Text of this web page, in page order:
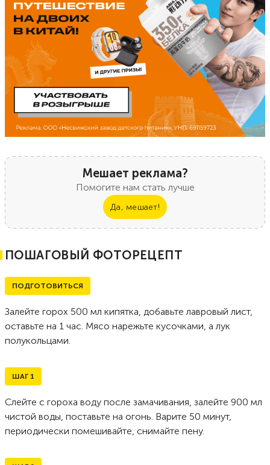
Мешает реклама?
Помогите нам стать лучше
Да, мешает!
ПОШАГОВЫЙ ФОТОРЕЦЕПТ
ПОДГОТОВИТЬСЯ
Залейте горох 500 мл кипятка, добавьте лавровый лист,
оставьте на 1 час. Мясо нарежьте кусочками, а лук
полукольцами.
ШАГ 1
Слейте с гороха воду после замачивания, залейте 900 мл
чистой воды, поставьте на огонь. Варите 50 минут,
периодически помешивайте, снимайте пену.